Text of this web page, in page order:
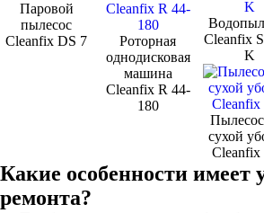
Паровой
пылесос
Cleanfix DS 7
Роторная
однодисковая
машина
Cleanfix R 44-
180
Cleanfix
K
сухой
Cleanfix
Какие особенности имеет
ремонта?